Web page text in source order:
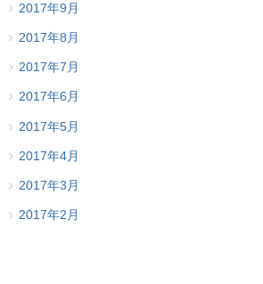
2017年9月
2017年8月
2017年7月
2017年6月
2017年5月
2017年4月
2017年3月
2017年2月